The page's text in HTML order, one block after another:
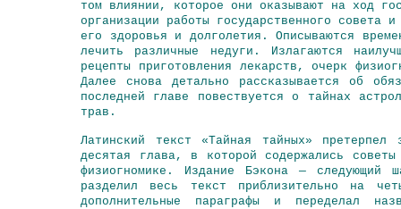
том влиянии, которое они оказывают на ход
организации работы государственного совета
его здоровья и долголетия. Описываются
лечить различные недуги. Излагаются
рецепты приготовления лекарств, очерк
Далее снова детально рассказывается об
последней главе повествуется о тайнах
трав.
Латинский текст «Тайная тайных» претерпел
десятая глава, в которой содержались
физиогномике. Издание Бэкона — следующий
разделил весь текст приблизительно на
дополнительные параграфы и переделал